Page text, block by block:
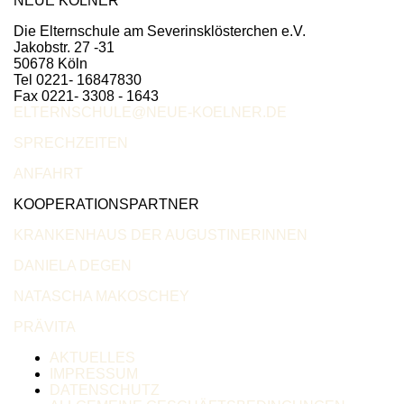
Die Elternschule am Severinsklösterchen e.V.
Jakobstr. 27 -31
50678 Köln
Tel 0221- 16847830
Fax 0221- 3308 - 1643
ELTERNSCHULE@NEUE-KOELNER.DE
SPRECHZEITEN
ANFAHRT
KOOPERATIONSPARTNER
KRANKENHAUS DER AUGUSTINERINNEN
DANIELA DEGEN
NATASCHA MAKOSCHEY
PRÄVITA
AKTUELLES
IMPRESSUM
DATENSCHUTZ